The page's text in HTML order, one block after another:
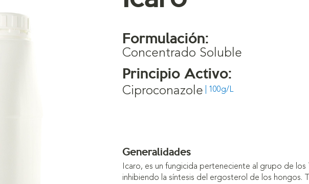
Formulación:
Concentrado Soluble
Principio Activo:
Ciproconazole | 100g/L
Generalidades
Icaro, es un fungicida perteneciente al grupo de los
inhibiendo la síntesis del ergosterol de los hongos.